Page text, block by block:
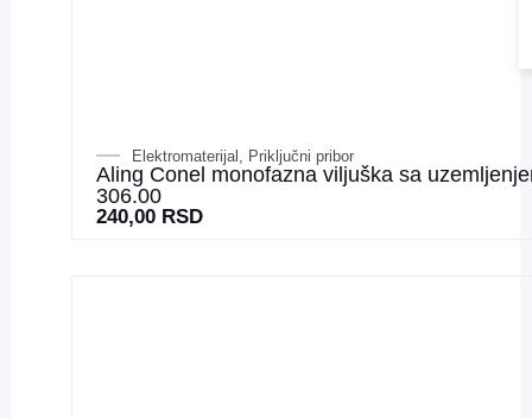
Elektromaterijal Priključni pribor
Aling Conel monofazna viljuška sa
306.00
240,00 RSD